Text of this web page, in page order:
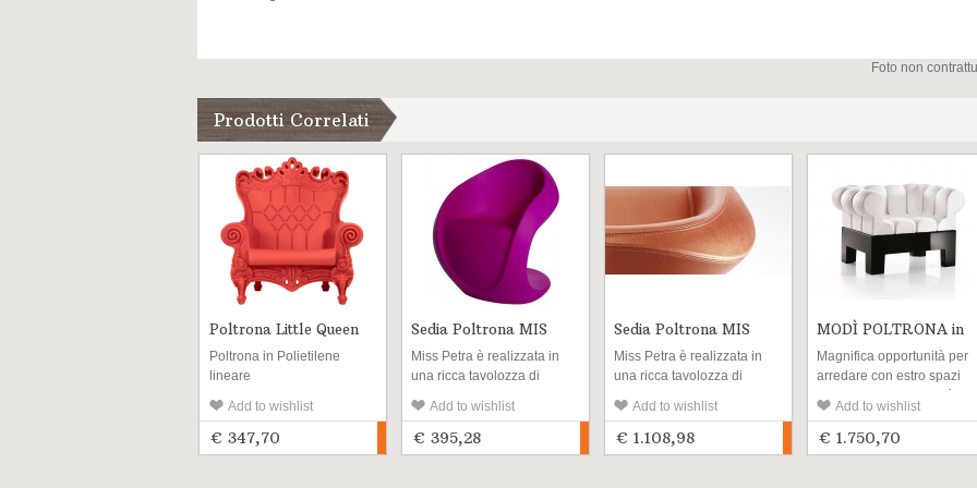
Foto non
Prodotti Correlati
Poltrona Little Queen
of Love
Poltrona in Polietilene
lineare
per l’esterno e l'interno
Add to wishlist
€ 347,70
Sedia Poltrona MIS
PETRA
Miss Petra è realizzata in
una ricca tavolozza di
goffrato stampato, lucido
verniciato e con
rivestimento in ecopelle
Add to wishlist
€ 395,28
Sedia Poltrona MIS
PETRA ECOPELLE
Miss Petra è realizzata in
una ricca tavolozza di
goffrato stampato, lucido
verniciato e con
rivestimento in ecopelle
Add to wishlist
€ 1.108,98
MODÌ POLTRONA in
ECOPELLE...
Magnifica opportunità per
arredare con estro spazi
interni ed esterni, Modì
esprime concetti
straordinariamente
semplici ma altrettanto
Add to wishlist
€ 1.750,70